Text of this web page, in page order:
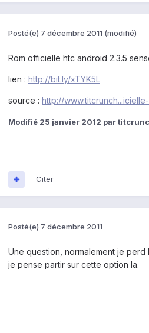
Posté(e) 7 décembre 2011 (modifié)
Rom officielle htc android 2.3.5
lien : http://bit.ly/xTYK5L
source : http://
Modifié 25 janvier 2012 par
Citer
Posté(e) 7 décembre 2011
Une question, normalement je
je pense partir sur cette option la.